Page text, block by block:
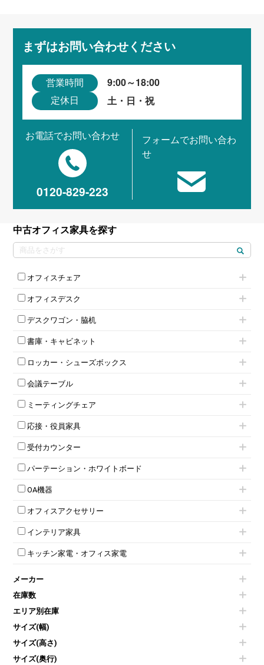
まずはお問い合わせください
営業時間 9:00～18:00
定休日 土・日・祝
お電話でお問い合わせ
0120-829-223
フォームでお問い合わ
せ
中古オフィス家具を探す
オフィスチェア
肘無しチェア
役員チェア
高級チェア（多機能チェア）
オフィスチェアその他
オフィスデスク
フリーアドレスデスク（ベンチデスク）
昇降デスク
オフィスデスクその他
両袖机
デスクワゴン・脇机
インワゴン2段
インワゴン3段
脇机
ワゴンその他
書庫・キャビネット
ハイキャビネット
ローキャビネット
両開きキャビネット
スチールキャビネット
上下連結キャビネット
軽量ラック（スチールラック）
収納家具その他
両開書庫
ラテラル書庫
ロッカー・シューズボックス
1人用ロッカー
2人用ロッカー
3人用ロッカー
4人用ロッカー
5人用ロッカー
8人用ロッカー
多人数ロッカー
ダイヤル錠ロッカー
ダイヤル錠ロッカー
ワードローブ・クローゼット
会議テーブル
スタッキングテーブル
ネスティングテーブル
幕板付テーブル
カウンターテーブル
T字脚テーブル
会議テーブルW1200～
会議テーブルW1800～
平行スタックテーブル
会議テーブルその他
ミーティングチェア
キャスター付きミーティングチェア
スタッキングミーティングチェア
テーブル付きミーティングチェア
ネスティングミーティングチェア
折りたたみミーティングチェア
ハイチェア
ミーティングチェアその他
応接・役員家具
応接セット
応接ソファ
応接チェア
応接テーブル
応接・役員家具その他
受付カウンター
ローカウンター
ラウンジカウンター
受付カウンターその他
パーテーション・ホワイトボード
パーテーション
自立タイプパーテーション
パーテーションその他
脚付ホワイトボード
壁掛けホワイトボード
ホワイトボードその他
OA機器
電話機（ビジネスフォン）
シュレッダー
プロジェクター
スクリーン
その他OA機器
オフィスアクセサリー
チェア用台車
演台・講演台・演説台
防音パネル
個室ブース
コートハンガー・ポールハンガー
傘立て
食器棚・キッチンキャビネット
カタログスタンド
オフィスアクセサリーその他
インテリア家具
モールドチェア
ダイニングチェア
カウンターテーブル
センターテーブル・サイドテーブル
ベンチ・スツール
ソファ
シェルフ
ダストボックス（ゴミ箱）
インテリア家具その他
キッチン家電・オフィス家電
冷蔵庫・洗濯機
空気清浄機・加湿器
液晶テレビ・モニター類
エアコン
掃除機
季節家電
メーカー
在庫数
エリア別在庫
サイズ(幅)
サイズ(高さ)
サイズ(奥行)